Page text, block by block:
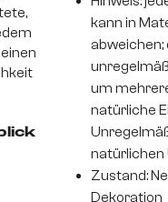
kann in
abweichen;
um
natürliche
natürlichen
Zustand:
Dekoration